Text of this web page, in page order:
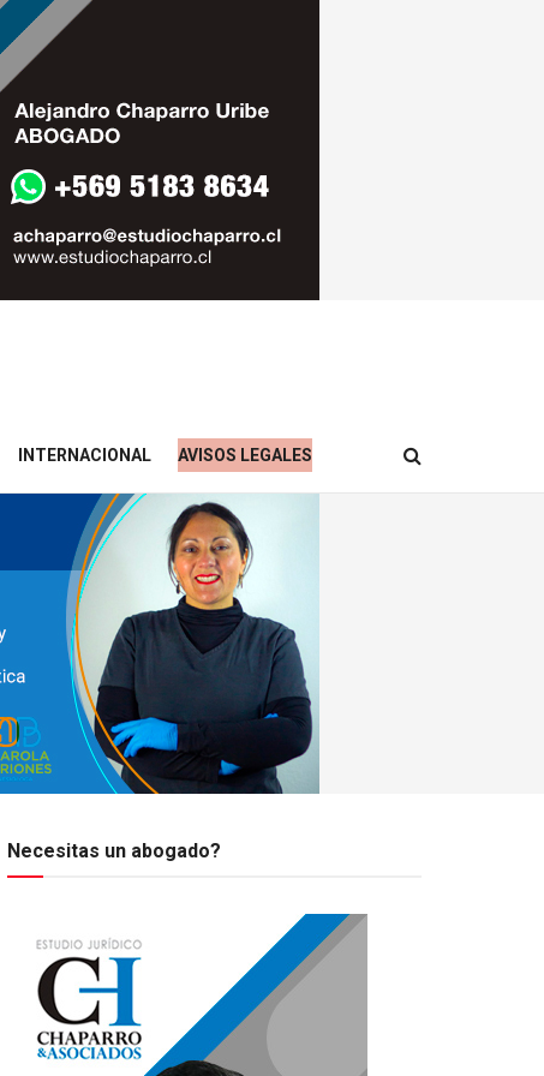
INTERNACIONAL AVISOS LEGALES
Necesitas un abogado?